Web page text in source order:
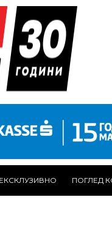
ЕКСКЛУЗИВНО ПОГЛЕД